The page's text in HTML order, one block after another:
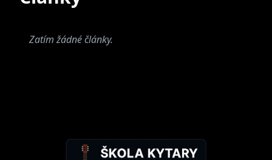
Zatím žádné články.